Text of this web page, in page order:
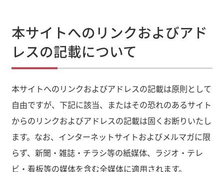
本サイトへのリンクおよびアド
レスの記載について
本サイトへのリンクおよびアドレスの記載は原則として
自由ですが、下記に該当、またはその恐れのあるサイト
からのリンクおよびアドレスの記載は固くお断りいたし
ます。なお、インターネットサイトおよびメルマガに限
らず、新聞・雑誌・チラシ等の紙媒体、ラジオ・テレ
ビ・看板等の媒体を含む全媒体に適用されます。